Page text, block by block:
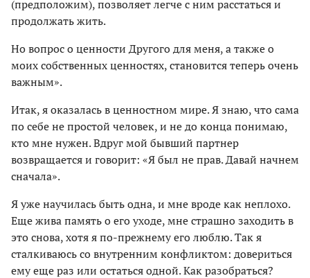
(предположим), позволяет легче с ним расстаться и
продолжать жить.
Но вопрос о ценности Другого для меня, а также о
моих собственных ценностях, становится теперь очень
важным».
Итак, я оказалась в ценностном мире. Я знаю, что сама
по себе не простой человек, и не до конца понимаю,
кто мне нужен. Вдруг мой бывший партнер
возвращается и говорит: «Я был не прав. Давай начнем
сначала».
Я уже научилась быть одна, и мне вроде как неплохо.
Еще жива память о его уходе, мне страшно заходить в
это снова, хотя я по-прежнему его люблю. Так я
сталкиваюсь со внутренним конфликтом: довериться
ему еще раз или остаться одной. Как разобраться?